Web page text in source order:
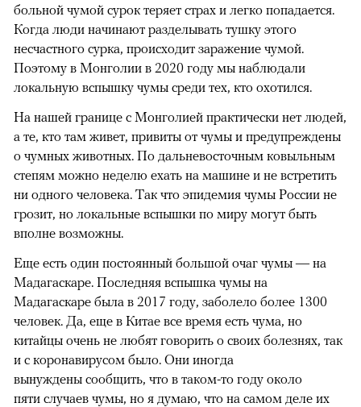
больной чумой сурок теряет страх и легко попадается.
Когда люди начинают разделывать тушку этого
несчастного сурка, происходит заражение чумой.
Поэтому в Монголии в 2020 году мы наблюдали
локальную вспышку чумы среди тех, кто охотился.
На нашей границе с Монголией практически нет людей,
а те, кто там живет, привиты от чумы и предупреждены
о чумных животных. По дальневосточным ковыльным
степям можно неделю ехать на машине и не встретить
ни одного человека. Так что эпидемия чумы России не
грозит, но локальные вспышки по миру могут быть
вполне возможны.
Еще есть один постоянный большой очаг чумы — на
Мадагаскаре. Последняя вспышка чумы на
Мадагаскаре была в 2017 году, заболело более 1300
человек. Да, еще в Китае все время есть чума, но
китайцы очень не любят говорить о своих болезнях, так
и с коронавирусом было. Они иногда
вынуждены сообщить, что в таком-то году около
пяти случаев чумы, но я думаю, что на самом деле их